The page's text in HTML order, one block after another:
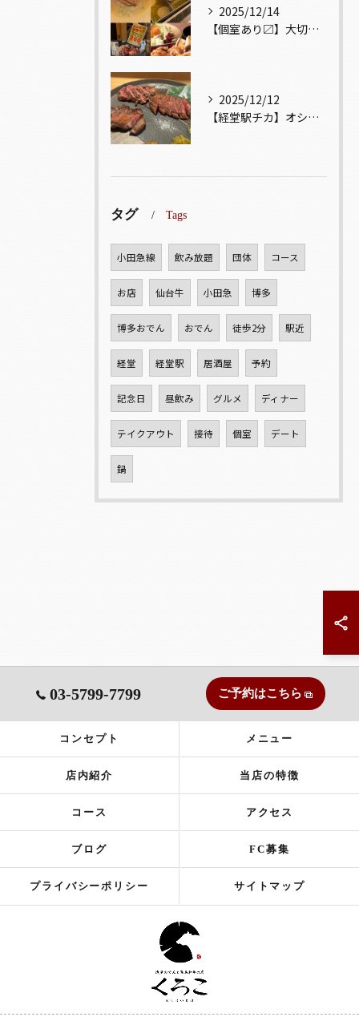
2025/12/14
【個室あり〼】大切な記念日、お祝い事でのご来店ぜひお待ちして...
2025/12/12
【経堂駅チカ】オシャレ居酒屋🏮自慢のお肉が楽しめる🐃お得なコ...
タグ Tags
小田急線 飲み放題 団体 コース
お店 仙台牛 小田急 博多
博多おでん おでん 徒歩2分 駅近
経堂 経堂駅 居酒屋 予約
記念日 昼飲み グルメ ディナー
テイクアウト 接待 個室 デート
鍋
03-5799-7799 ご予約はこちら
コンセプト メニュー
店内紹介 当店の特徴
コース アクセス
ブログ FC募集
プライバシーポリシー サイトマップ